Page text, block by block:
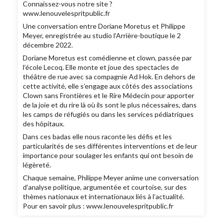
Connaissez-vous notre site ?
www.lenouvelespritpublic.fr
Une conversation entre Doriane Moretus et Philippe
Meyer, enregistrée au studio l’Arrière-boutique le 2
décembre 2022.
Doriane Moretus est comédienne et clown, passée par
l’école Lecoq. Elle monte et joue des spectacles de
théâtre de rue avec sa compagnie Ad Hok. En dehors de
cette activité, elle s’engage aux côtés des associations
Clown sans Frontières et le Rire Médecin pour apporter
de la joie et du rire là où ils sont le plus nécessaires, dans
les camps de réfugiés ou dans les services pédiatriques
des hôpitaux.
Dans ces badas elle nous raconte les défis et les
particularités de ses différentes interventions et de leur
importance pour soulager les enfants qui ont besoin de
légèreté.
Chaque semaine, Philippe Meyer anime une conversation
d’analyse politique, argumentée et courtoise, sur des
thèmes nationaux et internationaux liés à l’actualité.
Pour en savoir plus : www.lenouvelespritpublic.fr